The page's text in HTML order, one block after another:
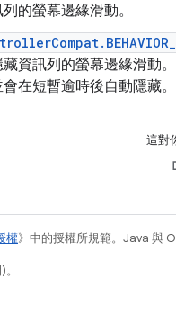
的螢幕邊緣滑動。
資訊列的螢幕邊緣滑動
在短暫逾時後自動隱藏。
這對
權》中的授權所規範。Java 與